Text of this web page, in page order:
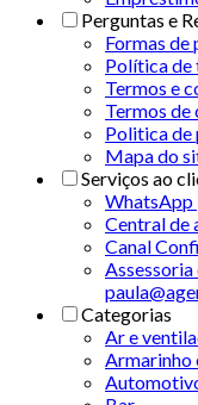
Perguntas e
Formas de
Política de
Termos e
Termos de
Politica de
Mapa do
Serviços ao
WhatsApp
Central de
Canal
Assessoria
Categorias
Ar e
Armarinho